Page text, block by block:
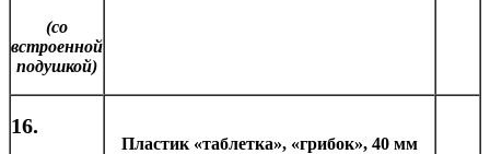
(со
встроенной
подушкой)
16.
Пластик «таблетка», «грибок», 40 мм